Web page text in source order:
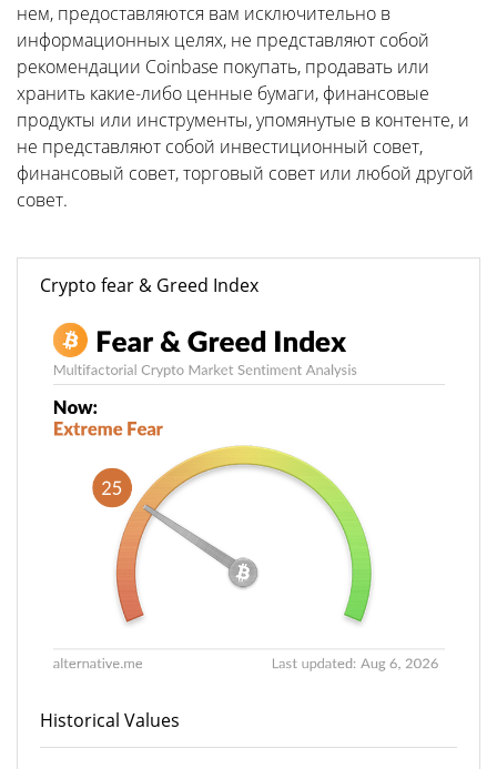
нем, предоставляются вам исключительно в
информационных целях, не представляют собой
рекомендации Coinbase покупать, продавать или
хранить какие-либо ценные бумаги, финансовые
продукты или инструменты, упомянутые в контенте, и
не представляют собой инвестиционный совет,
финансовый совет, торговый совет или любой другой
совет.
Crypto fear & Greed Index
Historical Values